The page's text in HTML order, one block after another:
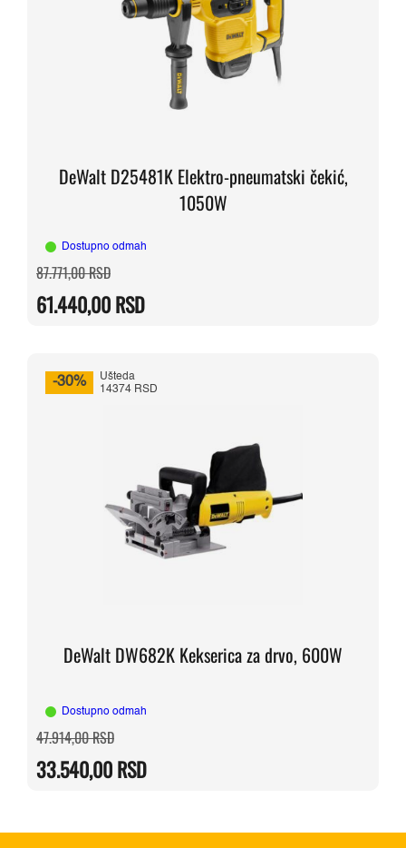
DeWalt D25481K Elektro-pneumatski čekić,
1050W
Dostupno odmah
87.771,00RSDOriginalna
cena
bila:
87.771,00 RSD.
61.440,00RSD
Trenutna
cena
61.440,00 RSD.
-30%
Ušteda
14374 RSD
DeWalt DW682K Kekserica za drvo, 600W
Dostupno odmah
47.914,00RSDOriginalna
cena
bila:
47.914,00 RSD.
33.540,00RSD
Trenutna
cena
33.540,00 RSD.